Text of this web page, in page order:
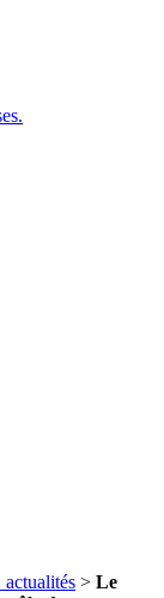
> Le